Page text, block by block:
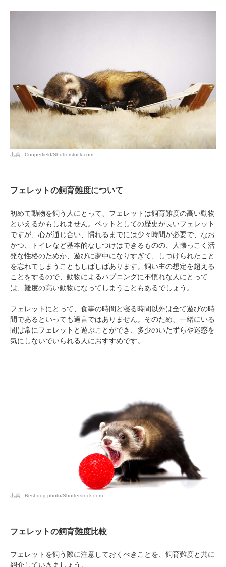
出典 : Couperfield/Shutterstock.com
フェレットの飼育難度について
初めて動物を飼う人にとって、フェレットは飼育難度の高い動物
といえるかもしれません。ペットとしての歴史が長いフェレット
ですが、心が通じ合い、慣れるまでには少々時間が必要で、なお
かつ、トイレなど基本的なしつけはできるものの、人懐っこく活
発な性格のためか、遊びに夢中になりすぎて、しつけられたこと
を忘れてしまうこともしばしばあります。飼い主の想定を超える
ことをするので、動物によるハプニングに不慣れな人にとって
は、難度の高い動物になってしまうこともあるでしょう。
フェレットにとって、食事の時間と寝る時間以外は全て遊びの時
間であるといっても過言ではありません。そのため、一緒にいる
間は常にフェレットと遊ぶことができ、多少のいたずらや迷惑を
気にしないでいられる人におすすめです。
出典 : Best dog photo/Shutterstock.com
フェレットの飼育難度比較
フェレットを飼う際に注意しておくべきことを、飼育難度と共に
紹介していきましょう。